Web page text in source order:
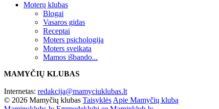
Moterų klubas
Blogai
Vasaros gidas
Receptai
Moters psichologija
Moters sveikata
Mamos išbando...
MAMYČIŲ KLUBAS
Internetas: redakcija@mamyciuklubas.lt
© 2026 Mamyčių klubas Taisyklės Apie Mamyčių klubą